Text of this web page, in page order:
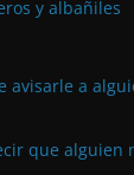
y albañiles
avisarle a
que alguien